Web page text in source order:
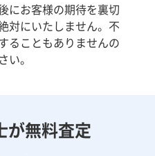
にお客様の期待を裏切
対にいたしません。不
ることもありませんの
い。
が無料査定